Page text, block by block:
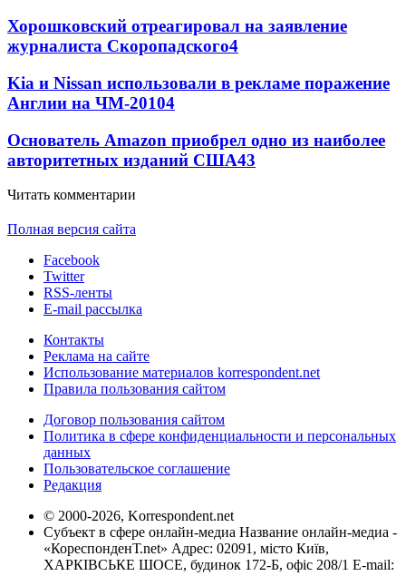
Хорошковский отреагировал на заявление
журналиста Скоропадского4
Kia и Nissan использовали в рекламе поражение
Англии на ЧМ-20104
Основатель Amazon приобрел одно из наиболее
авторитетных изданий США43
Читать комментарии
Полная версия сайта
Facebook
Twitter
RSS-ленты
E-mail рассылка
Контакты
Реклама на сайте
Использование материалов korrespondent.net
Правила пользования сайтом
Договор пользования сайтом
Политика в сфере конфиденциальности и персональных
данных
Пользовательское соглашение
Редакция
© 2000-2026, Korrespondent.net
Субъект в сфере онлайн-медиа Название онлайн-медиа -
«КореспонденТ.net» Адрес: 02091, місто Київ,
ХАРКІВСЬКЕ ШОСЕ, будинок 172-Б, офіс 208/1 E-mail: